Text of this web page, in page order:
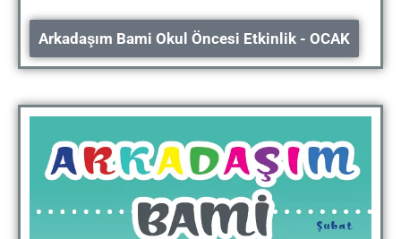
Arkadaşım Bami Okul Öncesi Etkinlik - OCAK